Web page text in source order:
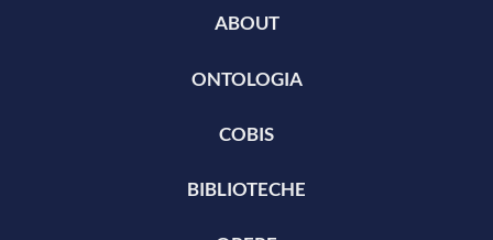
ABOUT
ONTOLOGIA
COBIS
BIBLIOTECHE